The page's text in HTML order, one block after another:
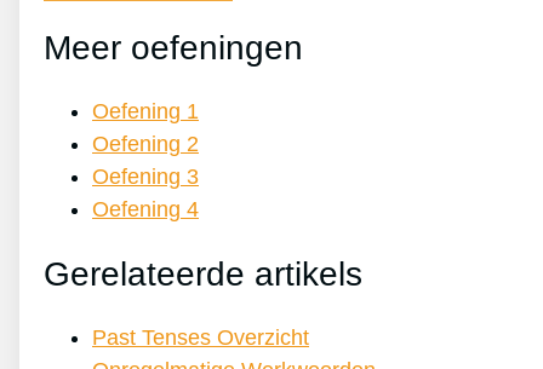
Meer oefeningen
Oefening 1
Oefening 2
Oefening 3
Oefening 4
Gerelateerde artikels
Past Tenses Overzicht